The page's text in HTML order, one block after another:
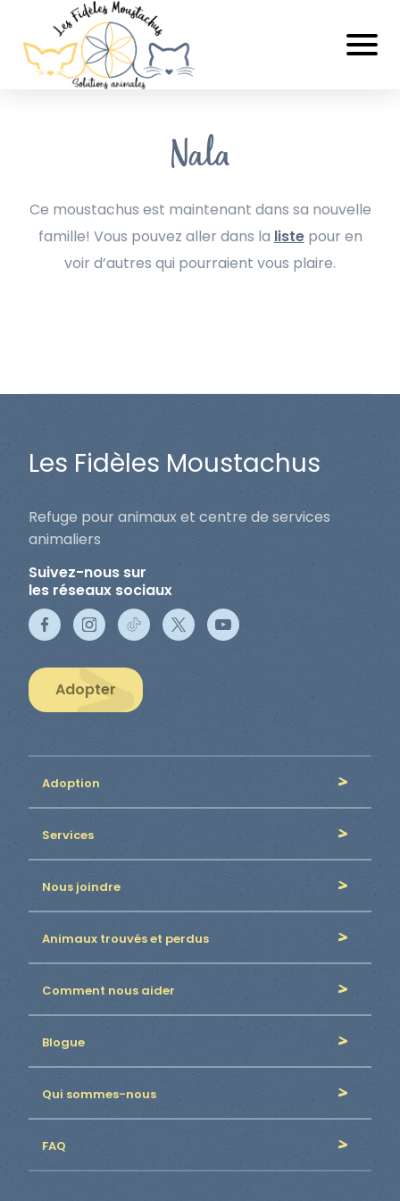
Nala
Ce moustachus est maintenant dans sa nouvelle
famille! Vous pouvez aller dans la listepour en
voir d’autres qui pourraient vous plaire.
Les Fidèles Moustachus
Refuge pour animaux et centre de services
animaliers
Suivez-nous sur
les réseaux sociaux
Adopter
Adoption
Services
Nous joindre
Animaux trouvés et perdus
Comment nous aider
Blogue
Qui sommes-nous
FAQ